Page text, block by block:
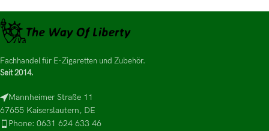
Fachhandel für E-Zigaretten und Zubehör.
Seit 2014.
Mannheimer Straße 11
67655 Kaiserslautern, DE
Phone: 0631 624 633 46